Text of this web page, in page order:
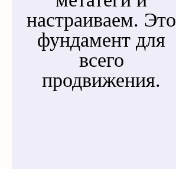
настраиваем. Это
фундамент для
всего
продвижения.